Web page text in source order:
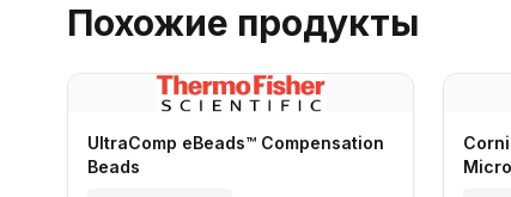
Похожие продукты
UltraComp eBeads™ Compensation
Beads